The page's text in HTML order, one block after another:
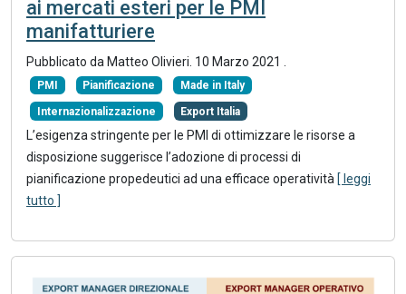
ai mercati esteri per le PMI
manifatturiere
Pubblicato da Matteo Olivieri. 10 Marzo 2021
PMI Pianificazione Made in Italy
Internazionalizzazione Export Italia
L’esigenza stringente per le PMI di ottimizzare le risorse a
disposizione suggerisce l’adozione di processi di
pianificazione propedeutici ad una efficace operatività [ leggi
tutto ]